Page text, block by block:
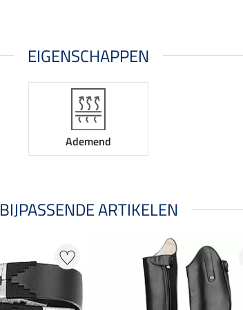
EIGENSCHAPPEN
Ademend
BIJPASSENDE ARTIKELEN